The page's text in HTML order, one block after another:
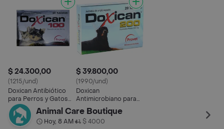
$ 24.300,00
(1215/und)
Doxican Antibiótico
para Perros y Gatos
en Tabletas
$ 39.800,00
(1990/und)
Doxican
Antimicrobiano para
Perros y Gatos
Animal Care Boutique
Hoy, 8 AM• $ 4000